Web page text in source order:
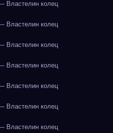
Властелин колец
Властелин колец
Властелин колец
Властелин колец
Властелин колец
Властелин колец
Властелин колец